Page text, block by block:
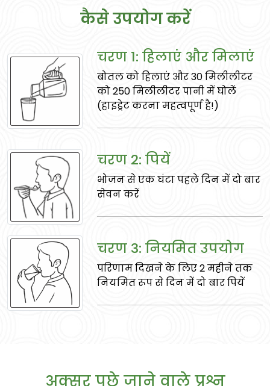
गोखरू
गुर्दे और मूत्र स्वास्थ्य का समर्थन करती है, किडनी
स्टोन को संभालने में मदद करती है, और पुरुषत्व को
बढ़ाती है।
मुलेठी
श्वसन समस्याओं को शांत करता है, पाचन का
समर्थन करता है, और स्वस्थ त्वचा को समर्थन करता
कैसे उपयोग करें
चरण 1: हिलाएं और मिलाएं
बोतल को हिलाएं और 30 मिलीलीटर
को 250 मिलीलीटर पानी में घोलें
(हाइड्रेट करना महत्वपूर्ण है!)
चरण 2: पियें
भोजन से एक घंटा पहले दिन में दो बार
सेवन करें
चरण 3: नियमित उपयोग
परिणाम दिखने के लिए 2 महीने तक
नियमित रूप से दिन में दो बार पियें
अक्सर पूछे जाने वाले प्रश्न